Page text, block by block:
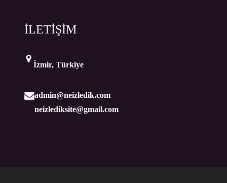
İLETİŞİM
İzmir, Türkiye
admin@neizledik.com
neizlediksite@gmail.com